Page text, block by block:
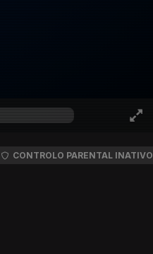
CONTROLO PARENTAL INATIVO